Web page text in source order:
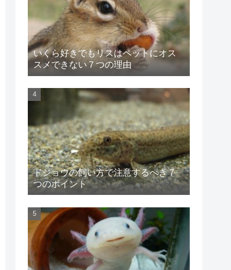
いくら好きでもリスはペットにオス
スメできない７つの理由
ドジョウの飼い方で注意するべき７
つのポイント